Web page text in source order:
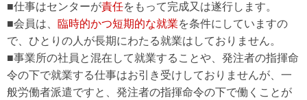
■仕事はセンターが責任をもって完成又は遂行します。
■会員は、 臨時的かつ短期的な就業を条件にしていますの
で、ひとりの人が長期にわたる就業はしておりません。
■事業所の社員と混在して就業することや、発注者の指揮命
令の下で就業する仕事はお引き受けしておりませんが、一
般労働者派遣ですと、発注者の指揮命令の下で働くことが